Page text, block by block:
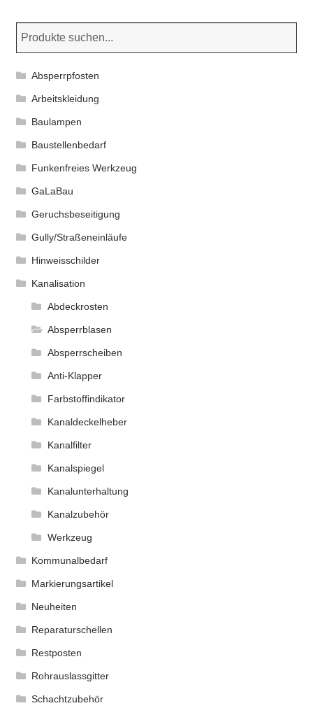
Die
Absperrpfosten
Arbeitskleidung
Baulampen
Baustellenbedarf
Funkenfreies Werkzeug
GaLaBau
Geruchsbeseitigung
Gully/Straßeneinläufe
Hinweisschilder
Kanalisation
Abdeckrosten
Absperrblasen
Absperrscheiben
Anti-Klapper
Farbstoffindikator
Kanaldeckelheber
Kanalfilter
Kanalspiegel
Kanalunterhaltung
Kanalzubehör
Werkzeug
Kommunalbedarf
Markierungsartikel
Neuheiten
Reparaturschellen
Restposten
Rohrauslassgitter
Schachtzubehör